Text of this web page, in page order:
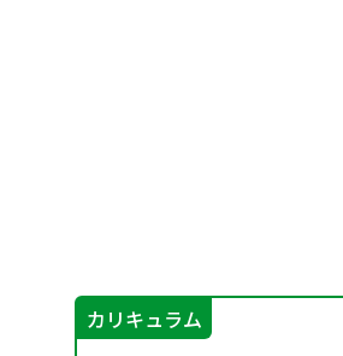
カリキュラム